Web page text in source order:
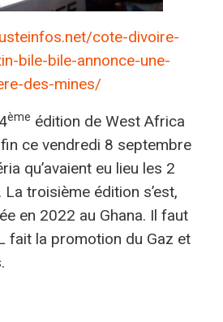
cote-divoire-
bile-bile-annonce-une-
des-mines/
ème édition de West Africa
ce vendredi 8 septembre
qu’avaient eu lieu les 2
troisième édition s’est,
en 2022 au Ghana. Il faut
fait la promotion du Gaz et